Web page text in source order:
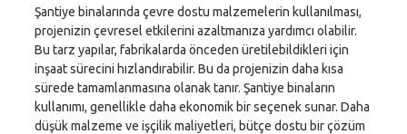
Şantiye binalarında çevre dostu malzemelerin kullanılması,
projenizin çevresel etkilerini azaltmanıza yardımcı olabilir.
Bu tarz yapılar, fabrikalarda önceden üretilebildikleri için
inşaat sürecini hızlandırabilir. Bu da projenizin daha kısa
sürede tamamlanmasına olanak tanır. Şantiye binaların
kullanımı, genellikle daha ekonomik bir seçenek sunar. Daha
düşük malzeme ve işçilik maliyetleri, bütçe dostu bir çözüm